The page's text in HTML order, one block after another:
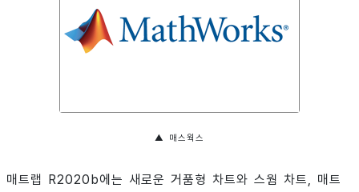
▲ 매스웍스
매트랩 R2020b에는 새로운 거품형 차트와 스웜 차트, 매트